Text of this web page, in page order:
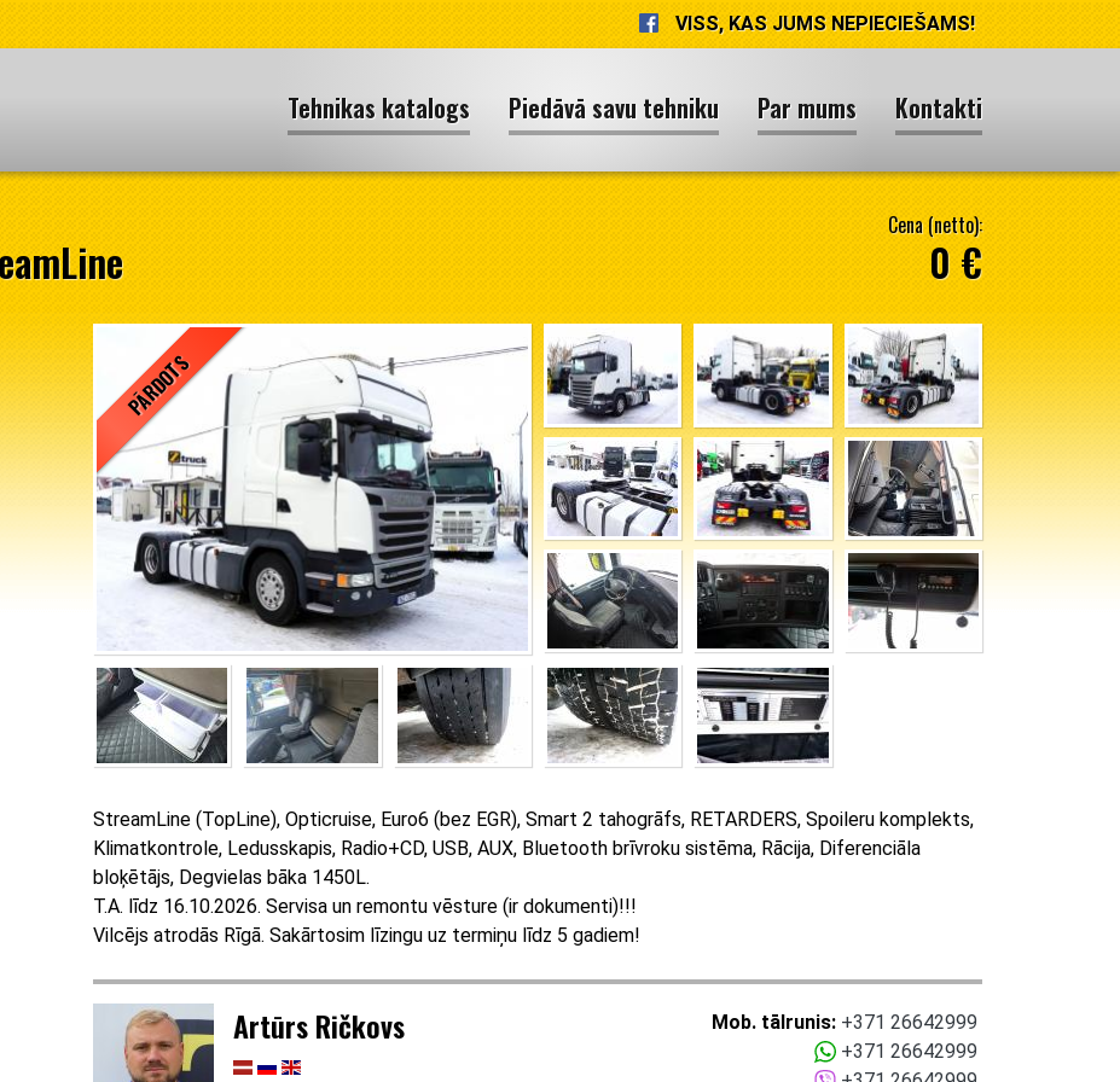
VISS, KAS JUMS NEPIECIEŠAMS!
Tehnikas katalogs Piedāvā savu tehniku Par mums Kontakti
Cena (netto):
0 €
PĀRDOTS
StreamLine (TopLine), Opticruise, Euro6 (bez EGR), Smart 2 tahogrāfs, RETARDERS, Spoileru komplekts,
Klimatkontrole, Ledusskapis, Radio+CD, USB, AUX, Bluetooth brīvroku sistēma, Rācija, Diferenciāla
bloķētājs, Degvielas bāka 1450L.
T.A. līdz 16.10.2026. Servisa un remontu vēsture (ir dokumenti)!!!
Vilcējs atrodās Rīgā. Sakārtosim līzingu uz termiņu līdz 5 gadiem!
Artūrs Ričkovs Mob. tālrunis: +371 26642999
+371 26642999